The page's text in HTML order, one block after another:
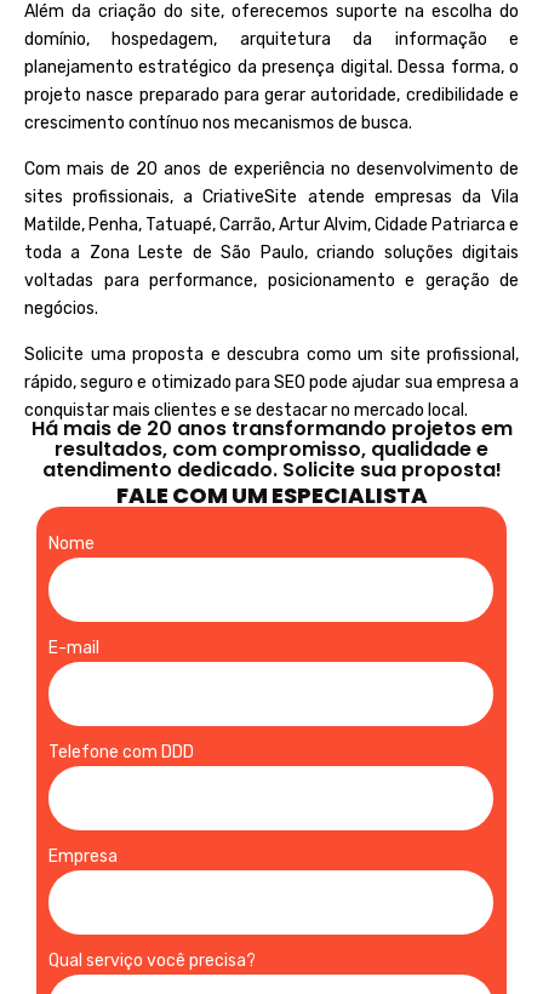
Além da criação do site, oferecemos suporte na escolha do
domínio, hospedagem, arquitetura da informação e
planejamento estratégico da presença digital. Dessa forma, o
projeto nasce preparado para gerar autoridade, credibilidade e
crescimento contínuo nos mecanismos de busca.
Com mais de 20 anos de experiência no desenvolvimento de
sites profissionais, aCriativeSite atende empresas da Vila
Matilde, Penha, Tatuapé, Carrão, Artur Alvim, Cidade Patriarca e
toda a Zona Leste de São Paulo, criando soluções digitais
voltadas para performance, posicionamento e geração de
negócios.
Solicite uma proposta e descubra como um site profissional,
rápido, seguro e otimizado para SEO pode ajudar sua empresa a
conquistar mais clientes e se destacar no mercado local.
Há mais de 20 anos transformando projetos em
resultados, com compromisso, qualidade e
atendimento dedicado. Solicite sua proposta!
FALE COM UM ESPECIALISTA
Nome
E-mail
Telefone com DDD
Empresa
Qual serviço você precisa?